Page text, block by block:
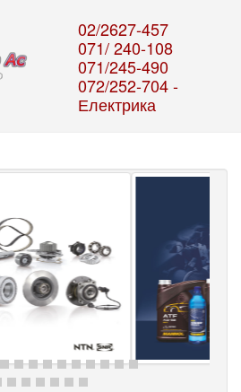
02/2627-457
071/ 240-108
071/245-490
072/252-704 -
Електрика